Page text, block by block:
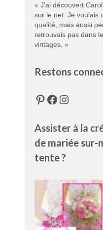
« J’ai découvert
sur le net. Je voulais
qualité, mais aussi
retrouvais pas dans
vintages. »
Restons
Pinterest
Facebook
Instagram
Assister à la
de mariée sur-
tente ?